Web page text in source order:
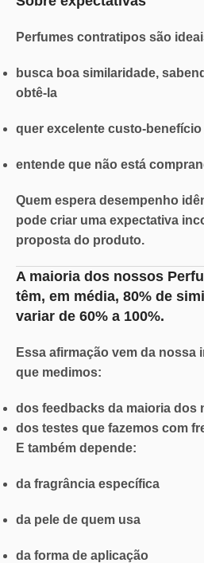
Perfumes contratipos são
busca boa similaridade,
obtê-la
quer excelente custo-benefício
entende que não está
Quem espera desempenho
pode criar uma expectativa
proposta do produto.
A maioria dos nossos
têm, em média, 80% de
variar de 60% a 100%.
Essa afirmação vem da nossa
que medimos:
dos feedbacks da maioria dos
dos testes que fazemos com
E também depende:
da fragrância específica
da pele de quem usa
da forma de aplicação